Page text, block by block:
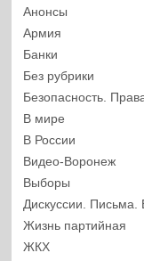
Анонсы
Армия
Банки
Без рубрики
Безопасность.
В мире
В России
Видео-Воронеж
Выборы
Дискуссии. Письма.
Жизнь партийная
ЖКХ